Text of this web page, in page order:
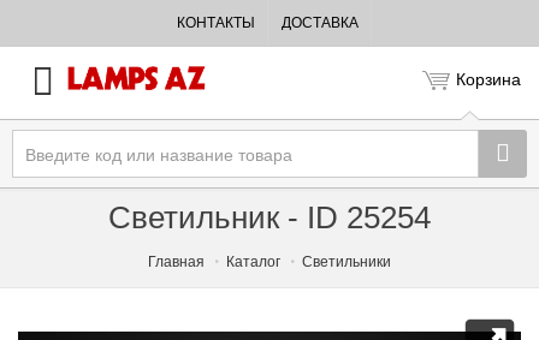
КОНТАКТЫ ДОСТАВКА
Корзина
Светильник - ID 25254
Главная Каталог Светильники